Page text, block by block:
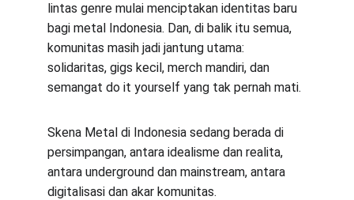
lintas genre mulai menciptakan identitas baru
bagi metal Indonesia. Dan, di balik itu semua,
komunitas masih jadi jantung utama:
solidaritas, gigs kecil, merch mandiri, dan
semangat do it yourself yang tak pernah mati.
Skena Metal di Indonesia sedang berada di
persimpangan, antara idealisme dan realita,
antara underground dan mainstream, antara
digitalisasi dan akar komunitas.